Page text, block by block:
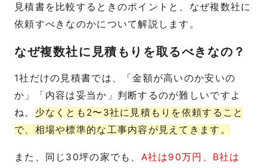
見積書を比較するときのポイントと、なぜ複数社に
依頼すべきなのかについて解説します。
なぜ複数社に見積もりを取るべきなの？
1社だけの見積書では、「金額が高いのか安いの
か」「内容は妥当か」判断するのが難しいですよ
ね。 少なくとも2〜3社に見積もりを依頼すること
で、相場や標準的な工事内容が見えてきます。
また、同じ30坪の家でも、 A社は90万円、B社は